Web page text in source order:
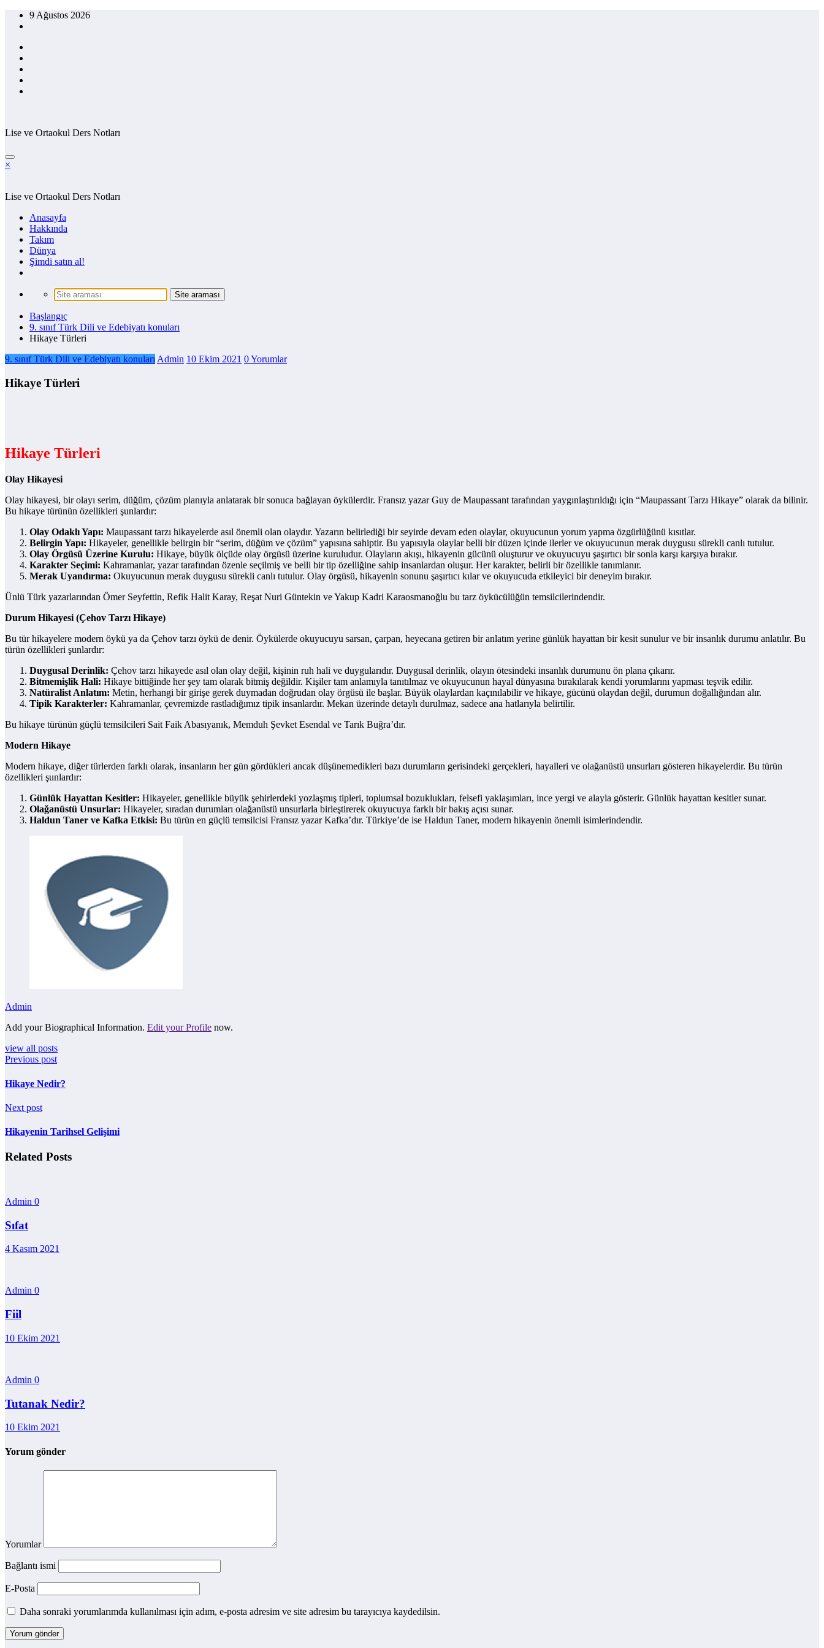
İçeriğe9 Ağustos 2026
Lise ve Ortaokul Ders Notları
×
Lise ve Ortaokul Ders Notları
Anasayfa
Hakkında
Takım
Dünya
Şimdi satın al!
Başlangıç
9. sınıf Türk Dili ve Edebiyatı konuları
Hikaye Türleri
9. sınıf Türk Dili ve Edebiyatı konuları Admin 10 Ekim 2021 0 Yorumlar
Hikaye Türleri
Hikaye Türleri
Olay Hikayesi
Olay hikayesi, bir olayı serim, düğüm, çözüm planıyla anlatarak bir sonuca bağlayan öykülerdir. Fransız yazar Guy de Maupassant tarafından yaygınlaştırıldığı için “Maupassant Tarzı Hikaye” olarak da bilinir.
Bu hikaye türünün özellikleri şunlardır:
Olay Odaklı Yapı: Maupassant tarzı hikayelerde asıl önemli olan olaydır. Yazarın belirlediği bir seyirde devam eden olaylar, okuyucunun yorum yapma özgürlüğünü kısıtlar.
Belirgin Yapı: Hikayeler, genellikle belirgin bir “serim, düğüm ve çözüm” yapısına sahiptir. Bu yapısıyla olaylar belli bir düzen içinde ilerler ve okuyucunun merak duygusu sürekli canlı tutulur.
Olay Örgüsü Üzerine Kurulu: Hikaye, büyük ölçüde olay örgüsü üzerine kuruludur. Olayların akışı, hikayenin gücünü oluşturur ve okuyucuyu şaşırtıcı bir sonla karşı karşıya bırakır.
Karakter Seçimi: Kahramanlar, yazar tarafından özenle seçilmiş ve belli bir tip özelliğine sahip insanlardan oluşur. Her karakter, belirli bir özellikle tanımlanır.
Merak Uyandırma: Okuyucunun merak duygusu sürekli canlı tutulur. Olay örgüsü, hikayenin sonunu şaşırtıcı kılar ve okuyucuda etkileyici bir deneyim bırakır.
Ünlü Türk yazarlarından Ömer Seyfettin, Refik Halit Karay, Reşat Nuri Güntekin ve Yakup Kadri Karaosmanoğlu bu tarz öykücülüğün temsilcilerindendir.
Durum Hikayesi (Çehov Tarzı Hikaye)
Bu tür hikayelere modern öykü ya da Çehov tarzı öykü de denir. Öykülerde okuyucuyu sarsan, çarpan, heyecana getiren bir anlatım yerine günlük hayattan bir kesit sunulur ve bir insanlık durumu anlatılır. Bu
türün özellikleri şunlardır:
Duygusal Derinlik: Çehov tarzı hikayede asıl olan olay değil, kişinin ruh hali ve duygularıdır. Duygusal derinlik, olayın ötesindeki insanlık durumunu ön plana çıkarır.
Bitmemişlik Hali: Hikaye bittiğinde her şey tam olarak bitmiş değildir. Kişiler tam anlamıyla tanıtılmaz ve okuyucunun hayal dünyasına bırakılarak kendi yorumlarını yapması teşvik edilir.
Natüralist Anlatım: Metin, herhangi bir girişe gerek duymadan doğrudan olay örgüsü ile başlar. Büyük olaylardan kaçınılabilir ve hikaye, gücünü olaydan değil, durumun doğallığından alır.
Tipik Karakterler: Kahramanlar, çevremizde rastladığımız tipik insanlardır. Mekan üzerinde detaylı durulmaz, sadece ana hatlarıyla belirtilir.
Bu hikaye türünün güçlü temsilcileri Sait Faik Abasıyanık, Memduh Şevket Esendal ve Tarık Buğra’dır.
Modern Hikaye
Modern hikaye, diğer türlerden farklı olarak, insanların her gün gördükleri ancak düşünemedikleri bazı durumların gerisindeki gerçekleri, hayalleri ve olağanüstü unsurları gösteren hikayelerdir. Bu türün
özellikleri şunlardır:
Günlük Hayattan Kesitler: Hikayeler, genellikle büyük şehirlerdeki yozlaşmış tipleri, toplumsal bozuklukları, felsefi yaklaşımları, ince yergi ve alayla gösterir. Günlük hayattan kesitler sunar.
Olağanüstü Unsurlar: Hikayeler, sıradan durumları olağanüstü unsurlarla birleştirerek okuyucuya farklı bir bakış açısı sunar.
Haldun Taner ve Kafka Etkisi: Bu türün en güçlü temsilcisi Fransız yazar Kafka’dır. Türkiye’de ise Haldun Taner, modern hikayenin önemli isimlerindendir.
Admin
Add your Biographical Information. Edit your Profile now.
view all posts
Previous post
Hikaye Nedir?
Next post
Hikayenin Tarihsel Gelişimi
Related Posts
Admin 0
Sıfat
4 Kasım 2021
Admin 0
Fiil
10 Ekim 2021
Admin 0
Tutanak Nedir?
10 Ekim 2021
Yorum gönder
Yorumlar
Bağlantı ismi
E-Posta
Daha sonraki yorumlarımda kullanılması için adım, e-posta adresim ve site adresim bu tarayıcıya kaydedilsin.